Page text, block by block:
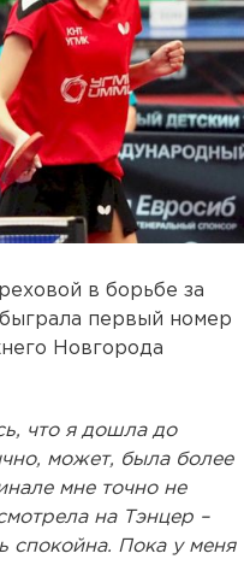
в борьбе за
первый номер
Новгорода
что я дошла до
может, была более
мне точно не
на Тэнцер –
спокойна. Пока у меня